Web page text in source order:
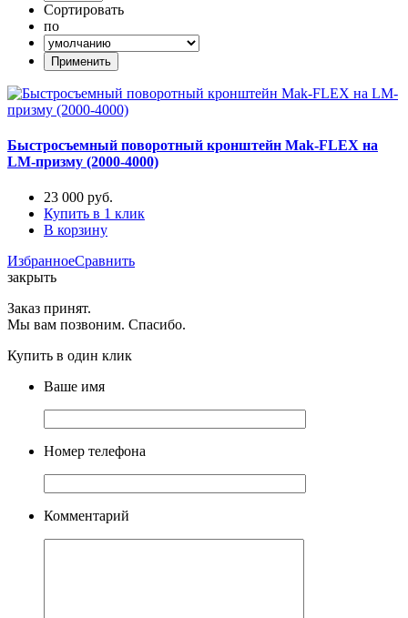
Сортировать
по
Быстросъемный поворотный кронштейн Mak-FLEX на
LM-призму (2000-4000)
23 000 руб.
Купить в 1 клик
В корзину
ИзбранноеСравнить
закрыть
Заказ принят.
Мы вам позвоним. Спасибо.
Купить в один клик
Ваше имя
Номер телефона
Комментарий